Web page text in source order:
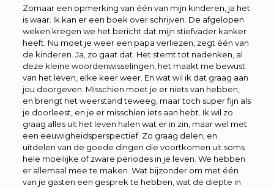
Zomaar een opmerking van één van mijn kinderen, ja het
is waar. Ik kan er een boek over schrijven. De afgelopen
weken kregen we het bericht dat mijn stiefvader kanker
heeft. Nu moet je weer een papa verliezen, zegt één van
de kinderen. Ja, zo gaat dat. Het stemt tot nadenken, al
deze kleine woordenwisselingen, het maakt me bewust
van het leven, elke keer weer. En wat wil ik dat graag aan
jou doorgeven. Misschien moet je er niets van hebben,
en brengt het weerstand teweeg, maar toch super fijn als
je doorleest, en je er misschien iets aan hebt. Ik wil zo
graag alles uit het leven halen wat er in zin, maar wel met
een eeuwigheidsperspectief. Zo graag delen, en
uitdelen van de goede dingen die voortkomen uit soms
hele moeilijke of zware periodes in je leven. We hebben
er allemaal mee te maken. Wat bijzonder om met één
van je gasten een gesprek te hebben, wat de diepte in